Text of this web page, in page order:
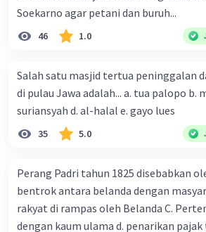
Soekarno agar petani dan buruh...
46 1.0
Salah satu masjid tertua peninggalan
di pulau Jawa adalah... a. tua palopo b. mantingan c.
suriansyah d. al-halal e. gayo lues
35 5.0
Perang Padri tahun 1825 disebabkan
bentrok antara belanda dengan
rakyat di rampas oleh Belanda C.
dengan kaum ulama d. penarikan